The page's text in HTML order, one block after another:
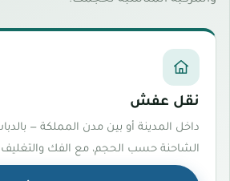
نقل عفش
داخل المدينة أو بين مدن المملكة —
الشاحنة حسب الحجم، مع الفك والتغليف